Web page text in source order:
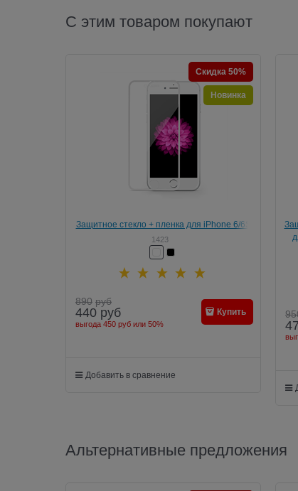
С этим товаром покупают
Защитное стекло + пленка для iPhone 6/6S
HOCO Full Rim Original Filmset Glass 0,25
mm
1423
Скидка 50%
Новинка
890 руб
440 руб
выгода 450 руб или 50%
Купить
Добавить в сравнение
Альтернативные предложения